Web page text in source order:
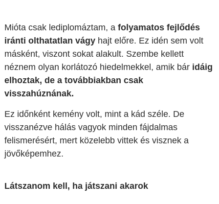
Mióta csak lediplomáztam, a folyamatos fejlődés
iránti olthatatlan vágy hajt előre. Ez idén sem volt
másként, viszont sokat alakult. Szembe kellett
néznem olyan korlátozó hiedelmekkel, amik báridáig
elhoztak, de a továbbiakban csak
visszahúznának.
Ez időnként kemény volt, mint a kád széle. De
visszanézve hálás vagyok minden fájdalmas
felismerésért, mert közelebb vittek és visznek a
jövőképemhez.
Látszanom kell, ha játszani akarok